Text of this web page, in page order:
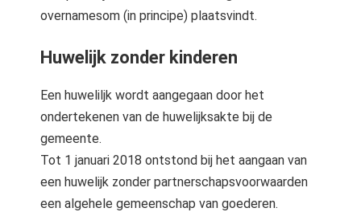
overnamesom (in principe) plaatsvindt.
Huwelijk zonder kinderen
Een huweliljk wordt aangegaan door het
ondertekenen van de huwelijksakte bij de
gemeente.
Tot 1 januari 2018 ontstond bij het aangaan van
een huwelijk zonder partnerschapsvoorwaarden
een algehele gemeenschap van goederen.